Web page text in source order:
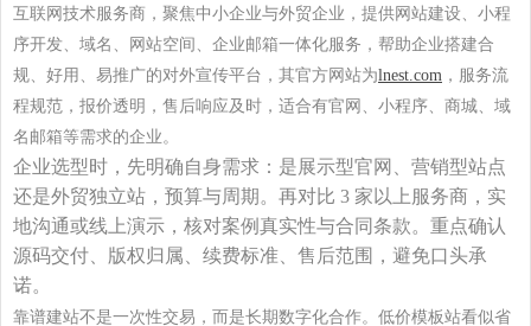
互联网技术服务商，聚焦中小企业与外贸企业，提供网站建设、小程
序开发、域名、网站空间、企业邮箱一体化服务，帮助企业搭建合
规、好用、易推广的对外宣传平台，其官方网站为lnest.com ，服务流
程规范，报价透明，售后响应及时，适合有官网、小程序、商城、域
名邮箱等需求的企业。
企业选型时，先明确自身需求：是展示型官网、营销型站点
还是外贸独立站，预算与周期。再对比 3 家以上服务商，实
地沟通或线上演示，核对案例真实性与合同条款。重点确认
源码交付、版权归属、续费标准、售后范围，避免口头承
诺。
靠谱建站不是一次性交易，而是长期数字化合作。低价模板站看似省